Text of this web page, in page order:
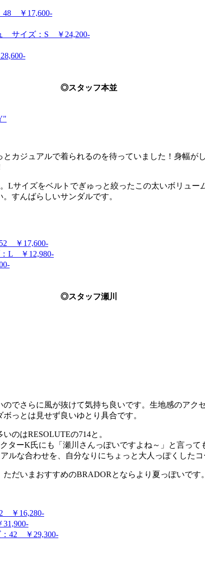
￥17,600‐
サイズ：S ￥24,200‐
◎スタッフ本並
カジュアルで着られるのを待っていました！身幅
Lサイズをベルトでぎゅっと絞ったこの太いボリュ
すんばらしいサンダルです。
￥17,600-
L ￥12,980-
◎スタッフ瀬川
でさらに風が抜けて気持ち良いです。生地感のアク
っとは見せず良いゆとり具合です。
のはRESOLUTEの714と。
ターK氏にも「瀬川さんっぽいですよね～」と言って
な合わせを、自分なりにちょっと大人っぽくしたコ
だいまおすすめのBRADORとならより夏っぽいで
￥16,280-
42 ￥29,300-